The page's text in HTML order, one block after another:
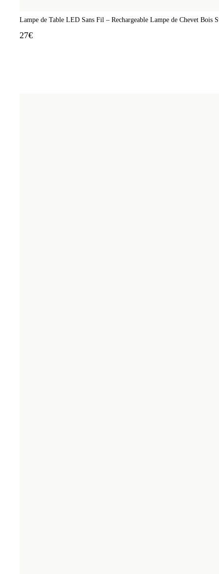
Lampe de Table LED Sans Fil – Rechargeable Lampe de Chevet
27€